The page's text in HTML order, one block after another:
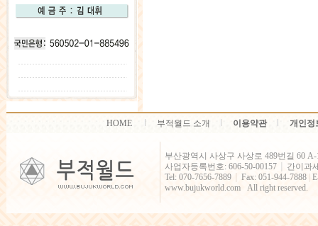
HOME 부적월드 소개 이용약관 개인정
부산광역시 사상구 사상로 489번길 60
사업자등록번호: 606-50-00157
간이과
Tel: 070-7656-7889
Fax: 051-944-7888
www.bujukworld.com All right reserved.